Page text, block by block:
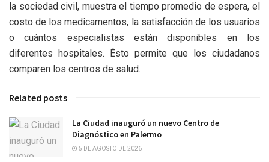
la sociedad civil, muestra el tiempo promedio de espera, el
costo de los medicamentos, la satisfacción de los usuarios
o cuántos especialistas están disponibles en los
diferentes hospitales. Ésto permite que los ciudadanos
comparen los centros de salud.
Related posts
La Ciudad inauguró un nuevo Centro de
Diagnóstico en Palermo
5 DE AGOSTO DE 2026